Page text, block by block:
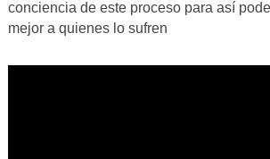
conciencia de este proceso para así
mejor a quienes lo sufren